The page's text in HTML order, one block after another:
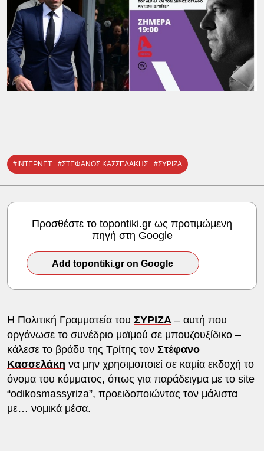
#ΙΝΤΕΡΝΕΤ #ΣΤΕΦΑΝΟΣ ΚΑΣΣΕΛΑΚΗΣ #ΣΥΡΙΖΑ
Προσθέστε το topontiki.gr ως προτιμώμενη
πηγή στη Google
Add topontiki.gr on Google
Η Πολιτική Γραμματεία του ΣΥΡΙΖΑ – αυτή που
οργάνωσε το συνέδριο μαϊμού σε μπουζουξίδικο –
κάλεσε το βράδυ της Τρίτης τον Στέφανο
Κασσελάκη να μην χρησιμοποιεί σε καμία εκδοχή το
όνομα του κόμματος, όπως για παράδειγμα με το site
“odikosmassyriza”, προειδοποιώντας τον μάλιστα
με… νομικά μέσα.